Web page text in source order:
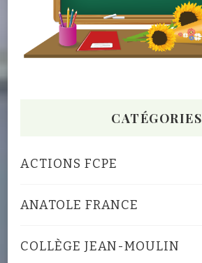
CATÉGORIES
ACTIONS FCPE
ANATOLE FRANCE
COLLÈGE JEAN-MOULIN